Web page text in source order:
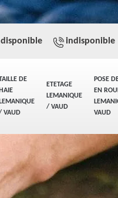
DE
HAIE
LEMANIQUE
VAUD
ETETAGE
LEMANIQUE
/ VAUD
POSE
EN
VAUD
indisponible